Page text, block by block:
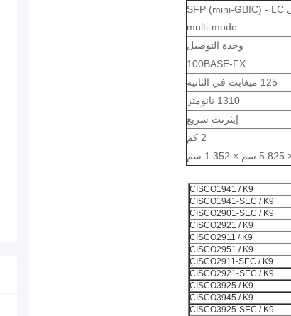
وحدة جهاز الإرسال والاستقبال SFP (mini-GBIC) - LC
multi-mode
وحدة التوصيل
100BASE-FX
125 ميغابت في الثانية
1310 نانومتر
إيثرنت سريع
2 كم
CISCO1941 / K9
CISCO1941-SEC / K9
CISCO2901-SEC / K9
CISCO2921 / K9
CISCO2911 / K9
CISCO2951 / K9
CISCO2911-SEC / K9
CISCO2921-SEC / K9
CISCO3925 / K9
CISCO3945 / K9
CISCO3925-SEC / K9